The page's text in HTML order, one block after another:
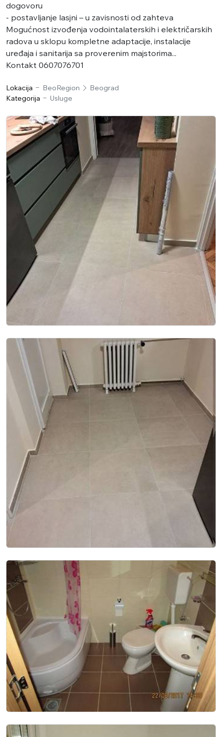
dogovoru
- postavljanje lasjni – u zavisnosti od zahteva
Mogućnost izvođenja vodointalaterskih i električarskih
radova u sklopu kompletne adaptacije, instalacije
uređaja i sanitarija sa proverenim majstorima...
Kontakt 0607076701
Lokacija BeoRegion
Beograd
Kategorija
Usluge